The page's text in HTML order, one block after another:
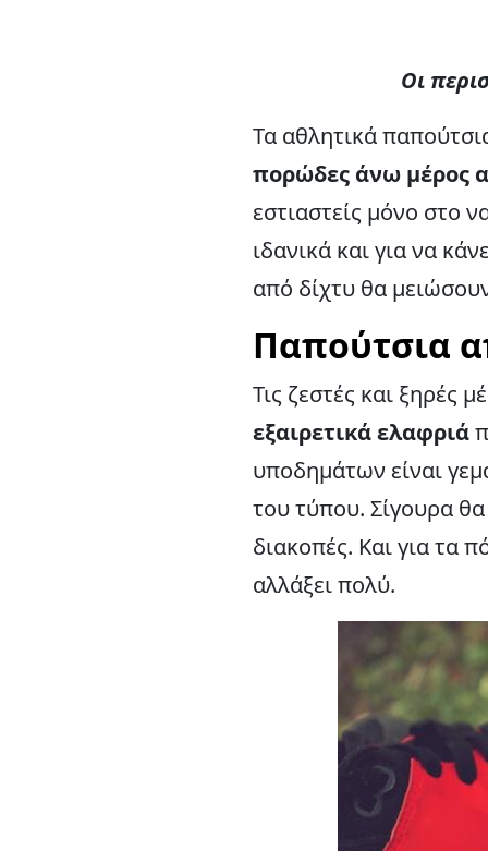
Οι
Τα αθλητικά
πορώδες άνω μέρος
εστιαστείς μόνο στο
ιδανικά και για να
από δίχτυ θα
Παπούτσια
Τις ζεστές και ξηρές
εξαιρετικά ελαφριά
υποδημάτων είναι
του τύπου. Σίγουρα
διακοπές. Και για τα
αλλάξει πολύ.